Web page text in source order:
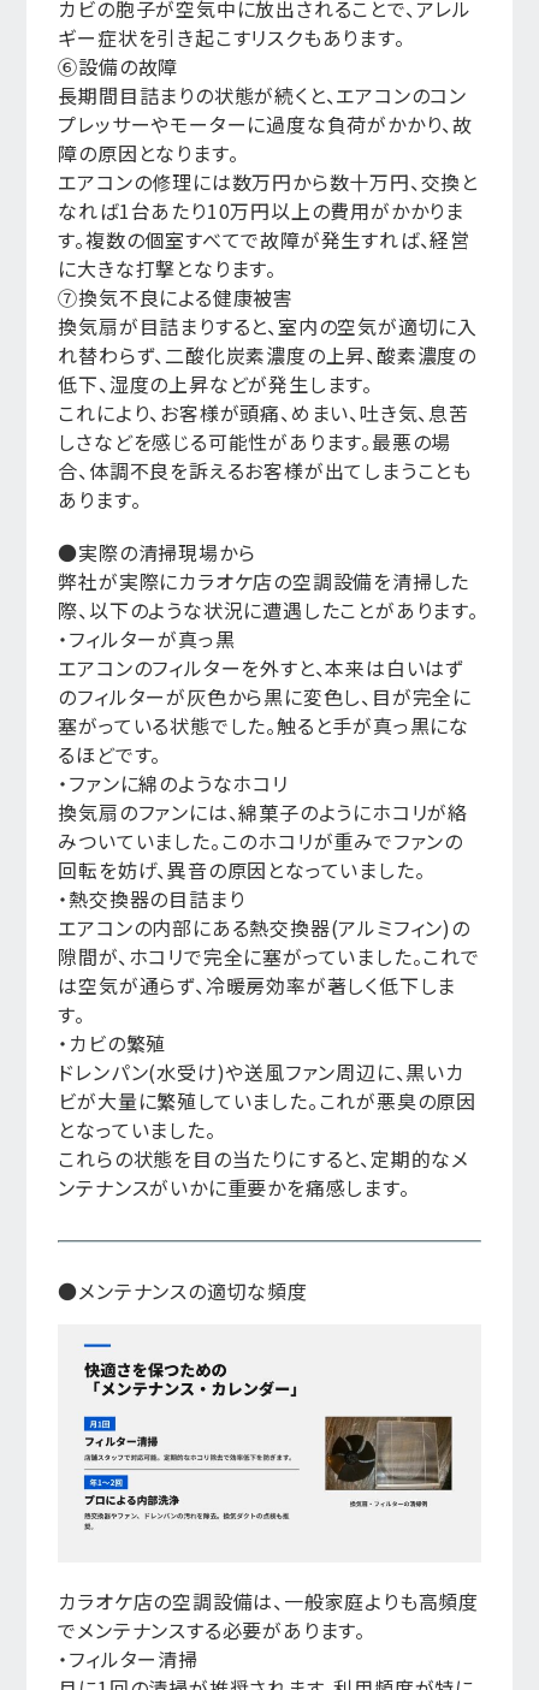
カビの胞子が空気中に放出されることで、アレル
ギー症状を引き起こすリスクもあります。
⑥設備の故障
長期間目詰まりの状態が続くと、エアコンのコン
プレッサーやモーターに過度な負荷がかかり、故
障の原因となります。
エアコンの修理には数万円から数十万円、交換と
なれば1台あたり10万円以上の費用がかかりま
す。複数の個室すべてで故障が発生すれば、経営
に大きな打撃となります。
⑦換気不良による健康被害
換気扇が目詰まりすると、室内の空気が適切に入
れ替わらず、二酸化炭素濃度の上昇、酸素濃度の
低下、湿度の上昇などが発生します。
これにより、お客様が頭痛、めまい、吐き気、息苦
しさなどを感じる可能性があります。最悪の場
合、体調不良を訴えるお客様が出てしまうことも
あります。
●実際の清掃現場から
弊社が実際にカラオケ店の空調設備を清掃した
際、以下のような状況に遭遇したことがあります。
・フィルターが真っ黒
エアコンのフィルターを外すと、本来は白いはず
のフィルターが灰色から黒に変色し、目が完全に
塞がっている状態でした。触ると手が真っ黒にな
るほどです。
・ファンに綿のようなホコリ
換気扇のファンには、綿菓子のようにホコリが絡
みついていました。このホコリが重みでファンの
回転を妨げ、異音の原因となっていました。
・熱交換器の目詰まり
エアコンの内部にある熱交換器(アルミフィン)の
隙間が、ホコリで完全に塞がっていました。これで
は空気が通らず、冷暖房効率が著しく低下しま
す。
・カビの繁殖
ドレンパン(水受け)や送風ファン周辺に、黒いカ
ビが大量に繁殖していました。これが悪臭の原因
となっていました。
これらの状態を目の当たりにすると、定期的なメ
ンテナンスがいかに重要かを痛感します。
●メンテナンスの適切な頻度
カラオケ店の空調設備は、一般家庭よりも高頻度
でメンテナンスする必要があります。
・フィルター清掃